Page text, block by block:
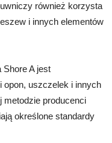
również korzysta
i innych elementów
A jest
opon, uszczelek i innych
metodzie producenci
określone standardy